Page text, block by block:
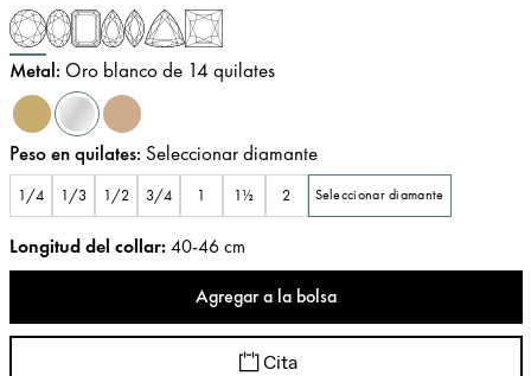
Metal: Oro blanco de 14 quilates
Peso en quilates: Seleccionar diamante
1/4 1/3 1/2 3/4 1 1½ 2 Seleccionar diamante
Longitud del collar:40-46 cm
Agregar a la bolsa
Cita